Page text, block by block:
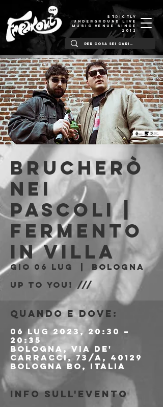
STRICTLY
UNDERGROUND LIVE
MUSIC VENUE SINCE
2012
Brucherò
nei
Pascoli |
Fermento
in Villa
gio 06 lug
Bologna
Up to You! ///
Quando e dove:
06 lug 2023, 20:30 –
20:35
Bologna, Via de'
Carracci, 73/A, 40129
Bologna BO, Italia
Info sull'evento